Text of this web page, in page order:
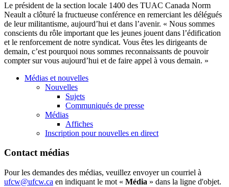
Le président de la section locale 1400 des TUAC Canada Norm
Neault a clôturé la fructueuse conférence en remerciant les délégués
de leur militantisme, aujourd’hui et dans l’avenir. « Nous sommes
conscients du rôle important que les jeunes jouent dans l’édification
et le renforcement de notre syndicat. Vous êtes les dirigeants de
demain, c’est pourquoi nous sommes reconnaissants de pouvoir
compter sur vous aujourd’hui et de faire appel à vous demain. »
Médias et nouvelles
Nouvelles
Sujets
Communiqués de presse
Médias
Affiches
Inscription pour nouvelles en direct
Contact médias
Pour les demandes des médias, veuillez envoyer un courriel à
ufcw@ufcw.ca en indiquant le mot « Média » dans la ligne d'objet.